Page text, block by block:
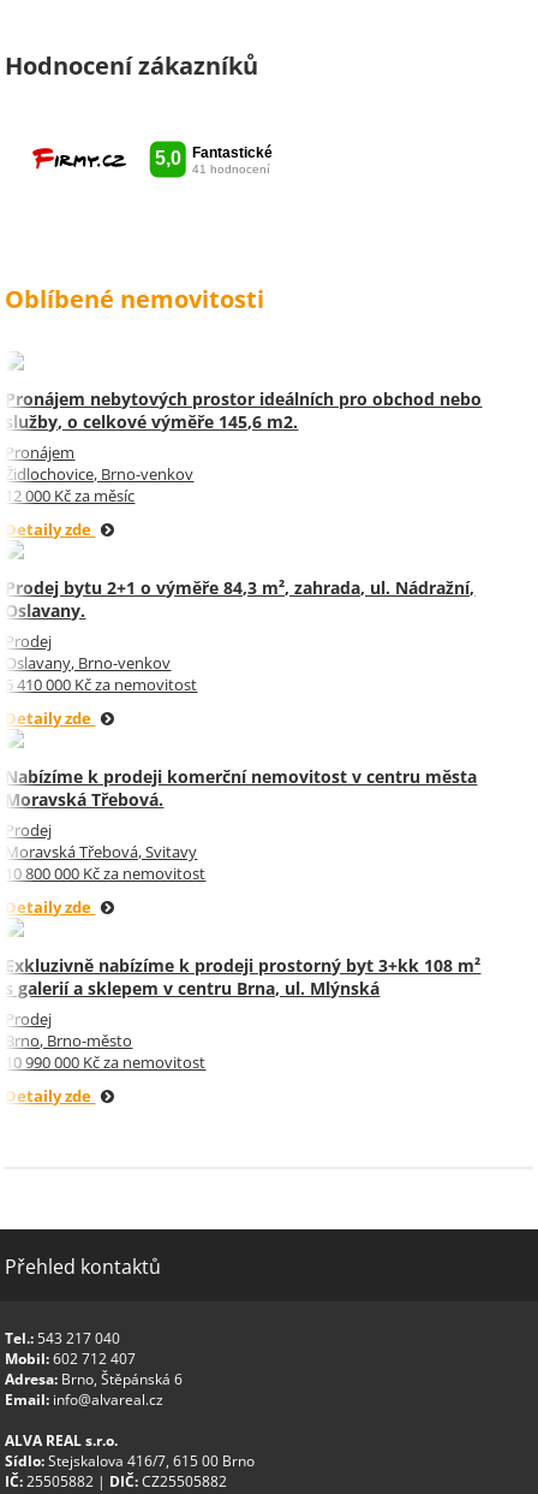
Hodnocení zákazníků
Oblíbené nemovitosti
Pronájem nebytových prostor ideálních pro obchod nebo
služby, o celkové výměře 145,6 m2.
Pronájem
Židlochovice, Brno-venkov
12 000 Kč za měsíc
Detaily zde
Prodej bytu 2+1 o výměře 84,3 m², zahrada, ul. Nádražní,
Oslavany.
Prodej
Oslavany, Brno-venkov
5 410 000 Kč za nemovitost
Detaily zde
Nabízíme k prodeji komerční nemovitost v centru města
Moravská Třebová.
Prodej
Moravská Třebová, Svitavy
10 800 000 Kč za nemovitost
Detaily zde
Exkluzivně nabízíme k prodeji prostorný byt 3+kk 108 m²
s galerií a sklepem v centru Brna, ul. Mlýnská
Prodej
Brno, Brno-město
10 990 000 Kč za nemovitost
Detaily zde
Přehled kontaktů
Tel.:543 217 040
Mobil:602 712 407
Adresa: Brno, Štěpánská 6
Email: info@alvareal.cz
ALVA REAL s.r.o.
Sídlo:Stejskalova 416/7, 615 00 Brno
IČ:25505882 | DIČ:CZ25505882